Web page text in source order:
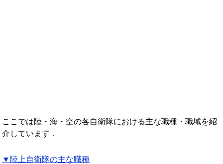
ここでは陸・海・空の各自衛隊における主な職種・職域を紹
介しています．
▼陸上自衛隊の主な職種